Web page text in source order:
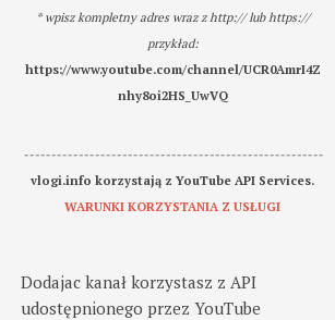
* wpisz kompletny adres wraz z http:// lub https://
przykład:
https://www.youtube.com/channel/UCR0AmrI4Z
nhy8oi2HS_UwVQ
-------------------------------------------------------
vlogi.info korzystają z YouTube API Services.
WARUNKI KORZYSTANIA Z USŁUGI
Dodajac kanał korzystasz z API
udostępnionego przez YouTube